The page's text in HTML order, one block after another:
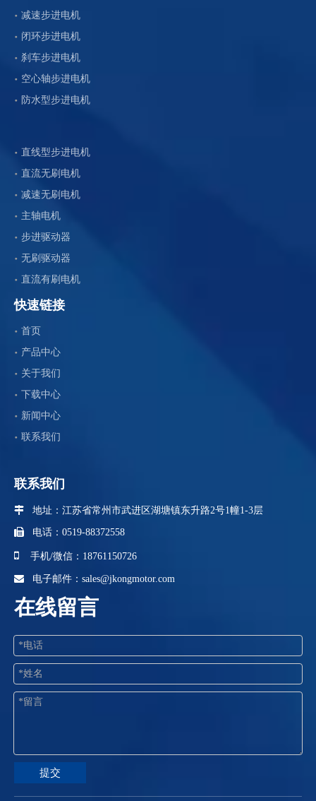
减速步进电机
闭环步进电机
刹车步进电机
空心轴步进电机
防水型步进电机
直线型步进电机
直流无刷电机
减速无刷电机
主轴电机
步进驱动器
无刷驱动器
直流有刷电机
快速链接
首页
产品中心
关于我们
下载中心
新闻中心
联系我们
联系我们
 地址：江苏省常州市武进区湖塘镇东升路2号1幢1-3层
 电话：0519-88372558
 手机/微信：18761150726
 电子邮件： sales@jkongmotor.com
在线留言
提交